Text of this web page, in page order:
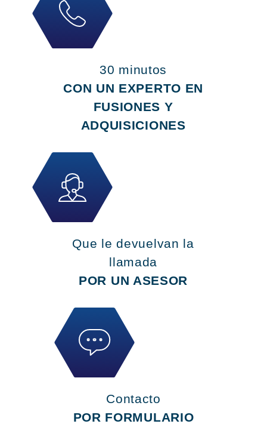
30 minutos
CON UN EXPERTO EN
FUSIONES Y
ADQUISICIONES
Que le devuelvan la
llamada
POR UN ASESOR
Contacto
POR FORMULARIO